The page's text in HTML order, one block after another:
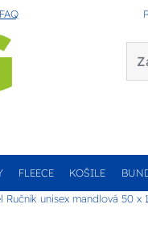
FAQ
FLEECE KOŠILE
Ručník unisex mandlová 50 x